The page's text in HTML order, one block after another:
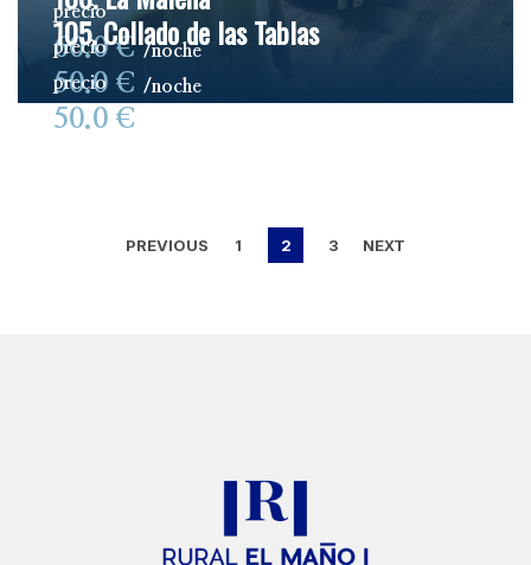
precio
60.0 € noche
precio
50.0 € noche
105. Collado de las Tablas
precio
50.0 €
PREVIOUS 1 2 3 NEXT